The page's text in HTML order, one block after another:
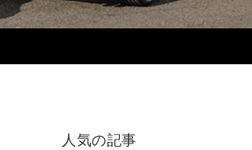
人気の記事